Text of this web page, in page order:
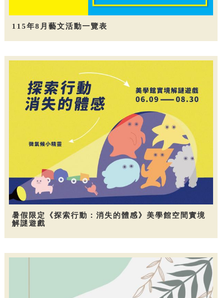
115年8月藝文活動一覽表
暑假限定《探索行動：消失的體感》美學館空間實境
解謎遊戲